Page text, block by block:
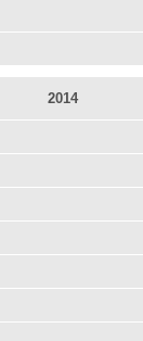
2014